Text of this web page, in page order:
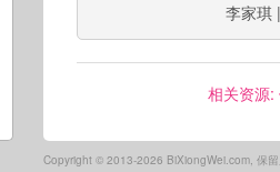
李家琪
相关资源:
Copyright © 2013-2026 BiXiongWei.com, 保